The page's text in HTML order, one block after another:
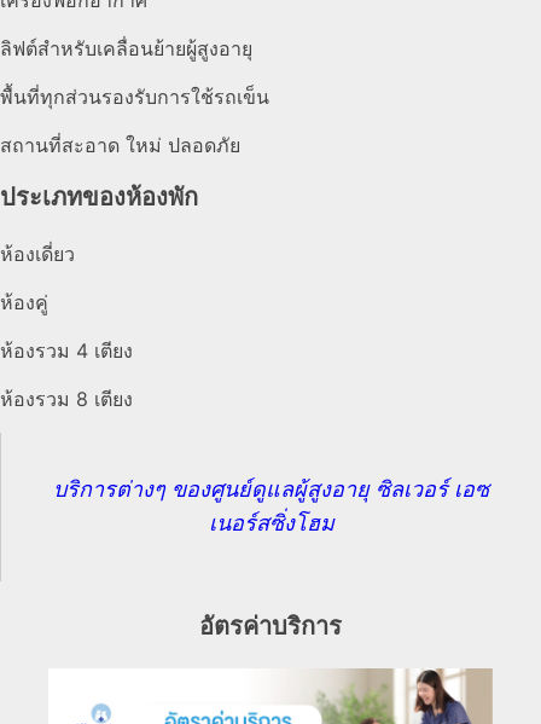
ลิฟต์สำหรับเคลื่อนย้ายผู้สูงอายุ
พื้นที่ทุกส่วนรองรับการใช้รถเข็น
สถานที่สะอาด ใหม่ ปลอดภัย
ประเภทของห้องพัก
ห้องเดี่ยว
ห้องคู่
ห้องรวม 4 เตียง
ห้องรวม 8 เตียง
บริการต่างๆ ของศูนย์ดูแลผู้สูงอายุ ซิลเวอร์ เอซ
เนอร์สซิ่งโฮม
อัตรค่าบริการ